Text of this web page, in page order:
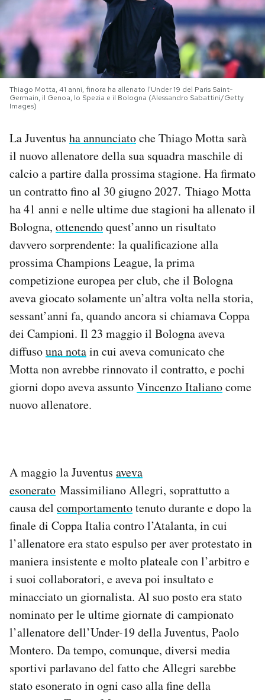
NEWSLETTER
I MIEI PREFERITI
SHOP
CALENDARIO
Area Personale
Newsletter
Notifiche mobile
Hai bisogno di aiuto?
Esci
Thiago Motta, 41 anni, finora ha allenato l'Under 19 del Paris Saint-
Germain, il Genoa, lo Spezia e il Bologna (Alessandro Sabattini/Getty
Images)
La Juventus ha annunciatoche Thiago Motta sarà
il nuovo allenatore della sua squadra maschile di
calcio a partire dalla prossima stagione. Ha firmato
un contratto fino al 30 giugno 2027. Thiago Motta
ha 41 anni e nelle ultime due stagioni ha allenato il
Bologna, ottenendoquest’anno un risultato
davvero sorprendente: la qualificazione alla
prossima Champions League, la prima
competizione europea per club, che il Bologna
aveva giocato solamente un’altra volta nella storia,
sessant’anni fa, quando ancora si chiamava Coppa
dei Campioni. Il 23 maggio il Bologna aveva
diffusouna notain cui aveva comunicato che
Motta non avrebbe rinnovato il contratto, e pochi
giorni dopo aveva assuntoVincenzo Italianocome
nuovo allenatore.
A maggio la Juventus aveva
esonerato Massimiliano Allegri, soprattutto a
causa del comportamentotenuto durante e dopo la
finale di Coppa Italia contro l’Atalanta, in cui
l’allenatore era stato espulso per aver protestato in
maniera insistente e molto plateale con l’arbitro e
i suoi collaboratori, e aveva poi insultato e
minacciato un giornalista. Al suo posto era stato
nominato per le ultime giornate di campionato
l’allenatore dell’Under-19 della Juventus, Paolo
Montero. Da tempo, comunque, diversi media
sportivi parlavano del fatto che Allegri sarebbe
stato esonerato in ogni caso alla fine della